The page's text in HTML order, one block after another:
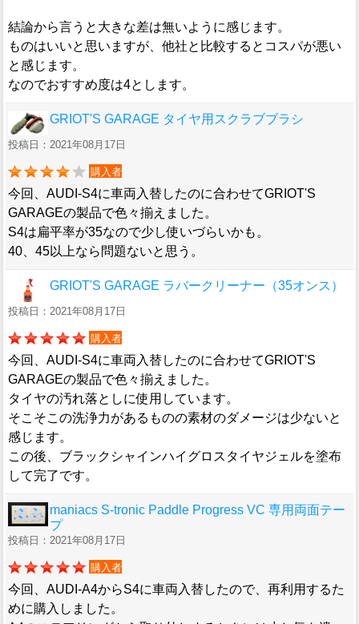
結論から言うと大きな差は無いように感じます。
ものはいいと思いますが、他社と比較するとコスパが悪い
と感じます。
なのでおすすめ度は4とします。
GRIOT'S GARAGE タイヤ用スクラブブラシ
投稿日：2021年08月17日
購入者
今回、AUDI-S4に車両入替したのに合わせてGRIOT'S
GARAGEの製品で色々揃えました。
S4は扁平率が35なので少し使いづらいかも。
40、45以上なら問題ないと思う。
GRIOT'S GARAGE ラバークリーナー（35オンス）
投稿日：2021年08月17日
購入者
今回、AUDI-S4に車両入替したのに合わせてGRIOT'S
GARAGEの製品で色々揃えました。
タイヤの汚れ落としに使用しています。
そこそこの洗浄力があるものの素材のダメージは少ないと
感じます。
この後、ブラックシャインハイグロスタイヤジェルを塗布
して完了です。
maniacs S-tronic Paddle Progress VC 専用両面テー
プ
投稿日：2021年08月17日
購入者
今回、AUDI-A4からS4に車両入替したので、再利用するた
めに購入しました。